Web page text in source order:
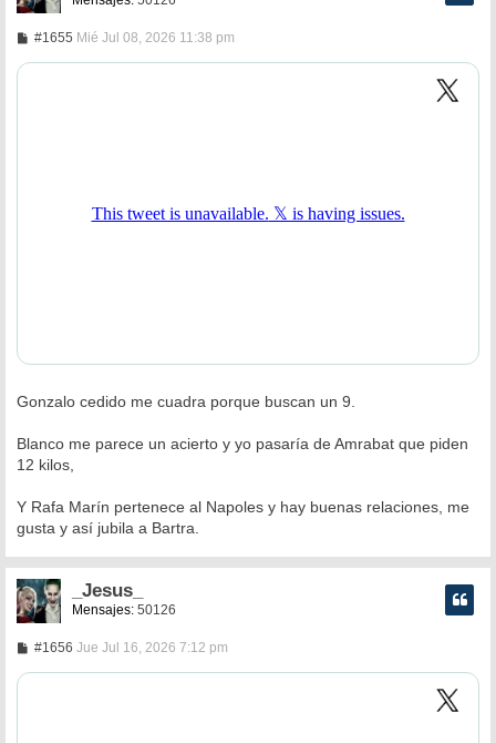
#1655M
n
Mié Jul 08, 2026 11:38 pm
Gonzalo cedido me cuadra porque buscan un 9.
Blanco me parece un acierto y yo pasaría de Amrabat que piden
12 kilos,
Y Rafa Marín pertenece al Napoles y hay buenas relaciones, me
gusta y así jubila a Bartra.
_Jesus_
Mensajes: 50126
#1656M
n
Jue Jul 16, 2026 7:12 pm